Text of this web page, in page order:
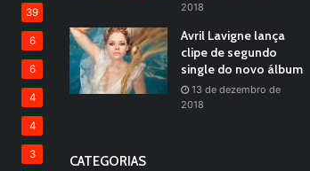
39
6
6
4
4
3
2018
Avril Lavigne lança
clipe de segundo
single do novo álbum
13 de dezembro de
2018
CATEGORIAS